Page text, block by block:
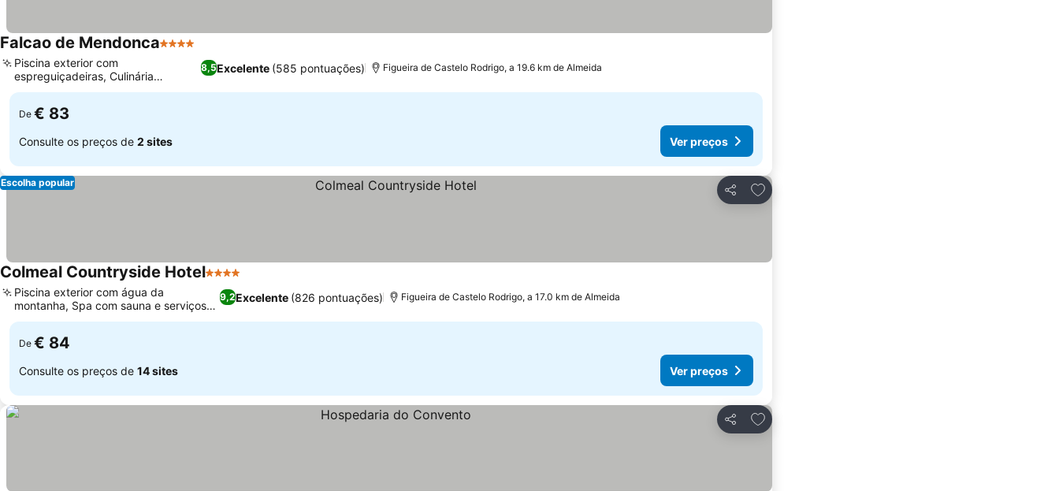
Falcao de Mendonca4 Estrelas
8,5Excelente (585 pontuações)
Piscina exterior com
espreguiçadeiras, Culinária
tradicional portuguesa
Figueira de Castelo Rodrigo, a 19.6 km de Almeida
De € 83
Consulte os preços de 2 sites Ver preços
Partilhar
Adicionar aos favoritos
Escolha popular
Colmeal Countryside Hotel4 Estrelas
9,2Excelente (826 pontuações)
Piscina exterior com água da
montanha, Spa com sauna e serviços
de massagem
Figueira de Castelo Rodrigo, a 17.0 km de Almeida
De € 84
Consulte os preços de 14 sites Ver preços
Partilhar
Adicionar aos favoritos